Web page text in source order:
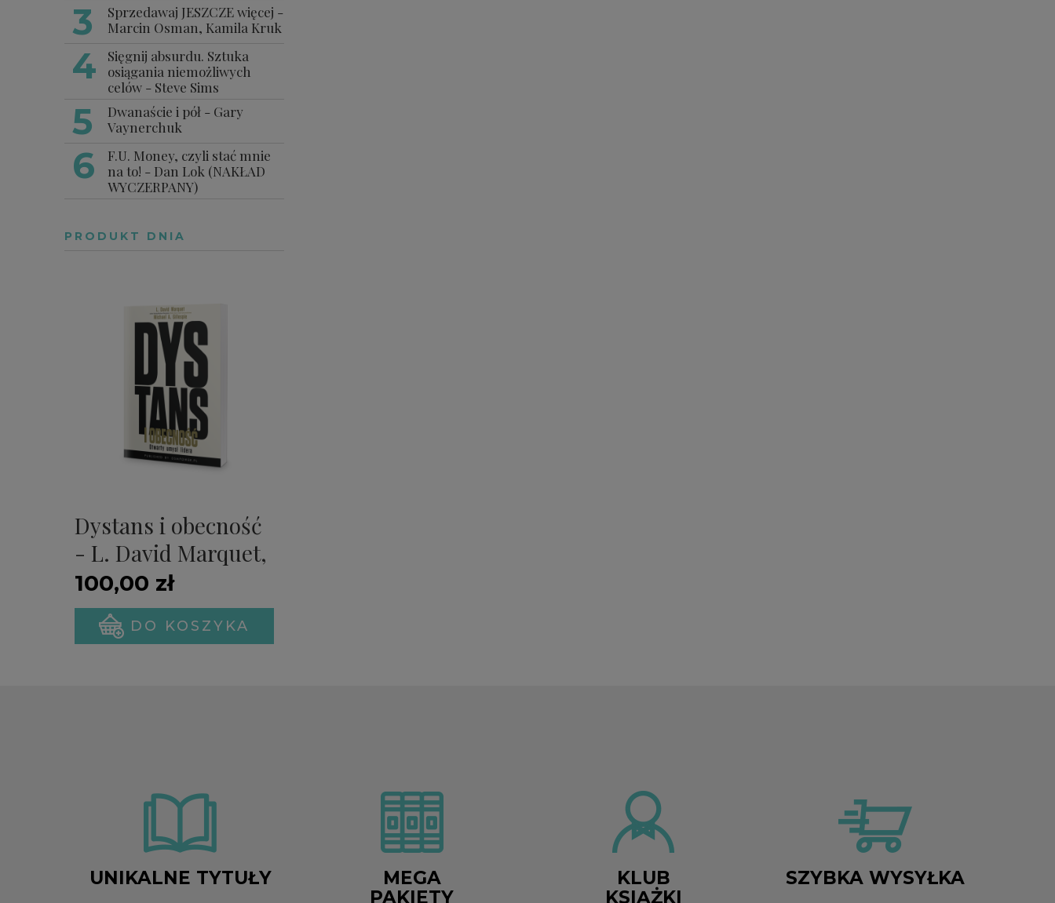
Sprzedawaj JESZCZE więcej -
Marcin Osman, Kamila Kruk
Sięgnij absurdu. Sztuka
osiągania niemożliwych
celów - Steve Sims
Dwanaście i pół - Gary
Vaynerchuk
F.U. Money, czyli stać mnie
na to! - Dan Lok (NAKŁAD
WYCZERPANY)
PRODUKT DNIA
Dystans i obecność
- L. David Marquet,
Michael A. Gillespie
(PREMIERA)
100,00 zł
DO KOSZYKA
UNIKALNE TYTUŁY
MEGA
PAKIETY
KLUB
KSIĄŻKI
SZYBKA WYSYŁKA